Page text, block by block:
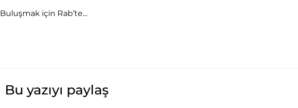
Buluşmak için Rab’te…
Bu yazıyı paylaş